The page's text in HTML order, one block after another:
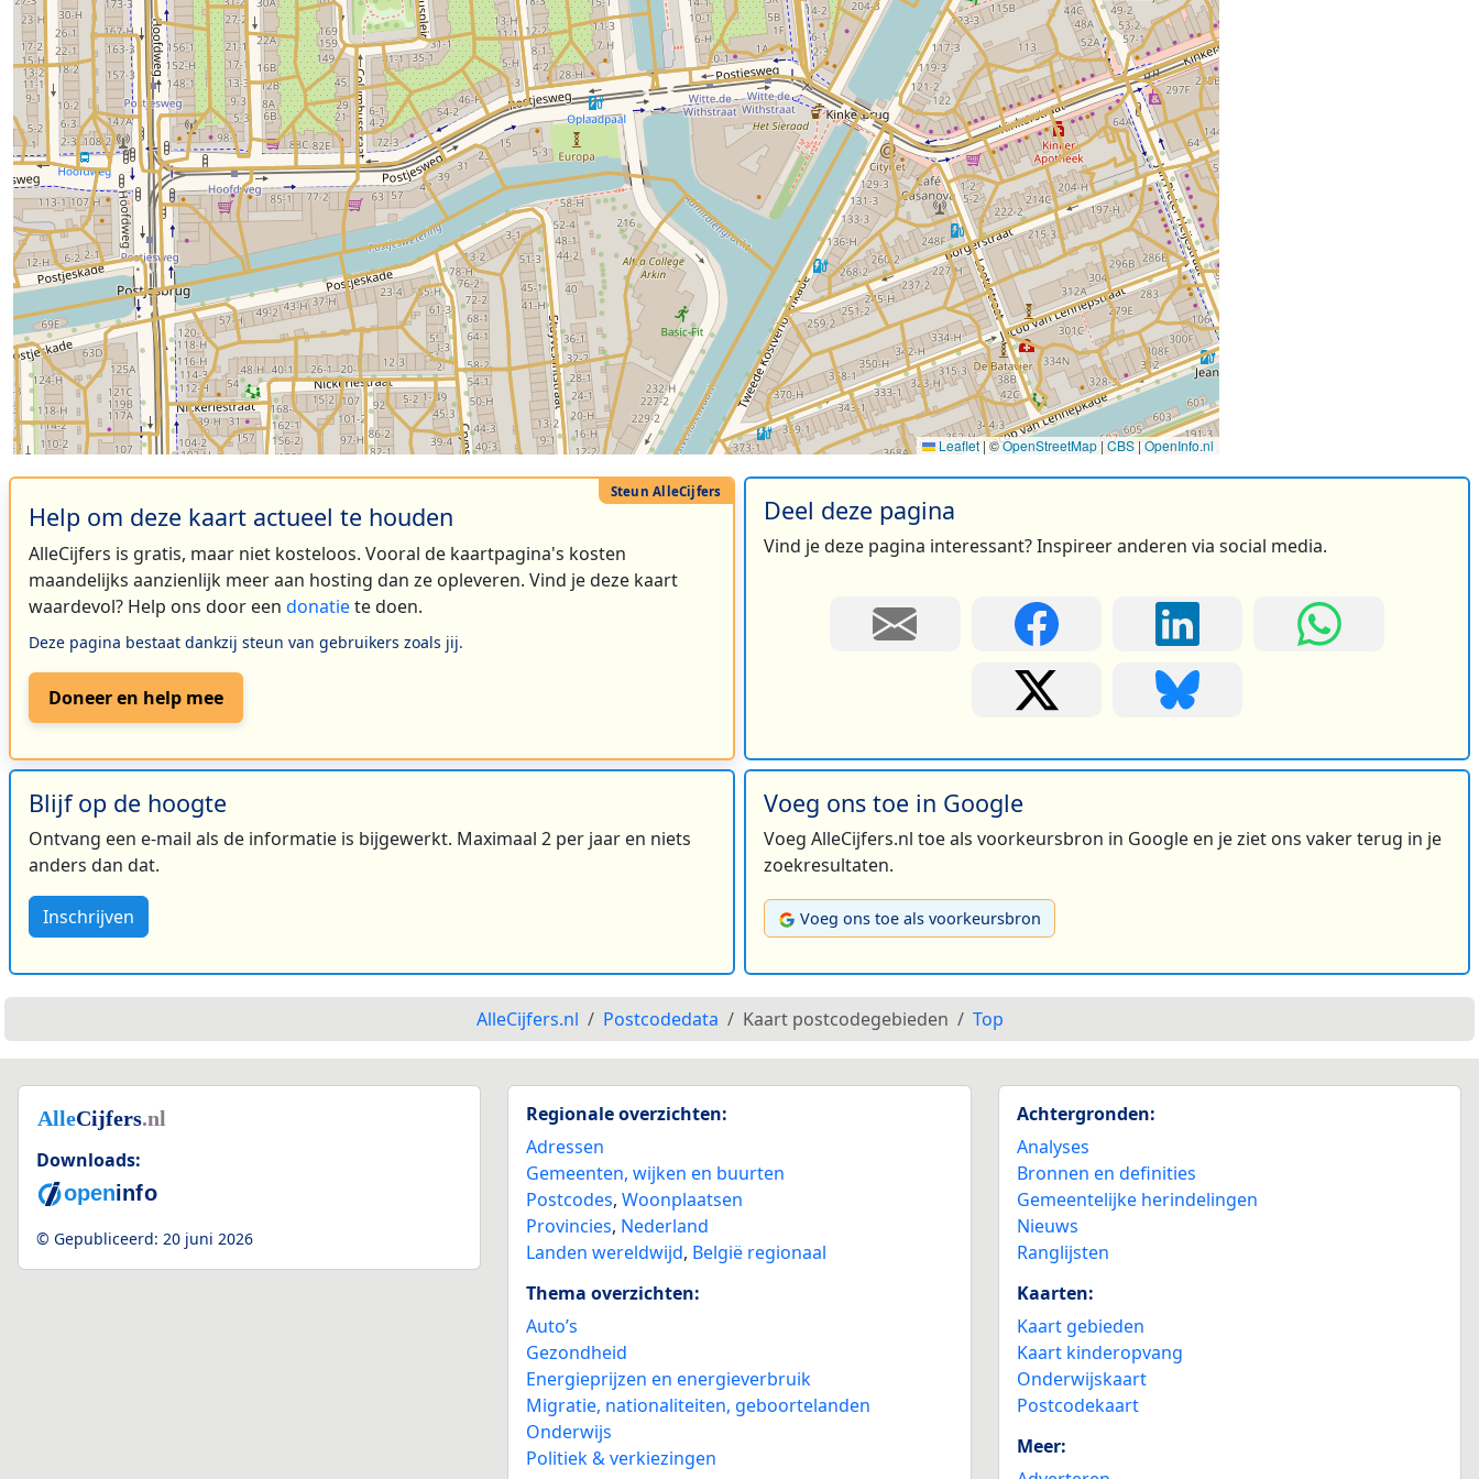
Leaflet|©OpenStreetMap | CBS|OpenInfo.nl
Help om deze kaart actueel te houden
AlleCijfers is gratis, maar niet kosteloos. Vooral de kaartpagina's kosten
maandelijks aanzienlijk meer aan hosting dan ze opleveren. Vind je deze kaart
waardevol? Help ons door een donatiete doen.
Deze pagina bestaat dankzij steun van gebruikers zoals jij.
Doneer en help mee
Deel deze pagina
Vind je deze pagina interessant? Inspireer anderen via social media.
Blijf op de hoogte
Ontvang een e-mail als de informatie is bijgewerkt. Maximaal 2 per jaar en niets
anders dan dat.
Inschrijven
Voeg ons toe in Google
Voeg AlleCijfers.nl toe als voorkeursbron in Google en je ziet ons vaker terug in je
zoekresultaten.
Voeg ons toe als voorkeursbron
AlleCijfers.nl Postcodedata Kaart postcodegebieden Top
Downloads:
© Gepubliceerd: 20 juni 2026
Regionale overzichten:
Adressen
Gemeenten, wijken en buurten
Postcodes,Woonplaatsen
Provincies, Nederland
Landen wereldwijd, België regionaal
Thema overzichten:
Auto’s
Gezondheid
Energieprijzen en energieverbruik
Migratie, nationaliteiten, geboortelanden
Onderwijs
Politiek & verkiezingen
Achtergronden:
Analyses
Bronnen en definities
Gemeentelijke herindelingen
Nieuws
Ranglijsten
Kaarten:
Kaart gebieden
Kaart kinderopvang
Onderwijskaart
Postcodekaart
Meer: